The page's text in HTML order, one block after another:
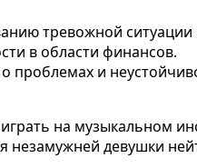
тревожной ситуации
в области финансов.
проблемах и
на музыкальном
незамужней девушки